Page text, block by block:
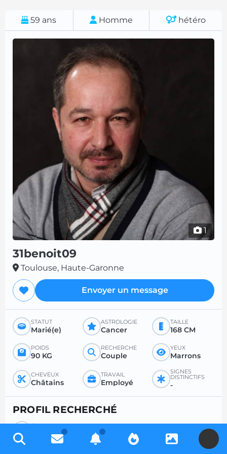
59 ans Homme hétéro
1
31benoit09
Toulouse, Haute-Garonne
Envoyer un message
STATUT
Marié(e)
ASTROLOGIE
Cancer
TAILLE
168 CM
POIDS
90 KG
RECHERCHE
Couple
YEUX
Marrons
CHEVEUX
Châtains
TRAVAIL
Employé
SIGNES
DISTINCTIFS
-
PROFIL RECHERCHÉ
ÂGE SOUHAITÉ